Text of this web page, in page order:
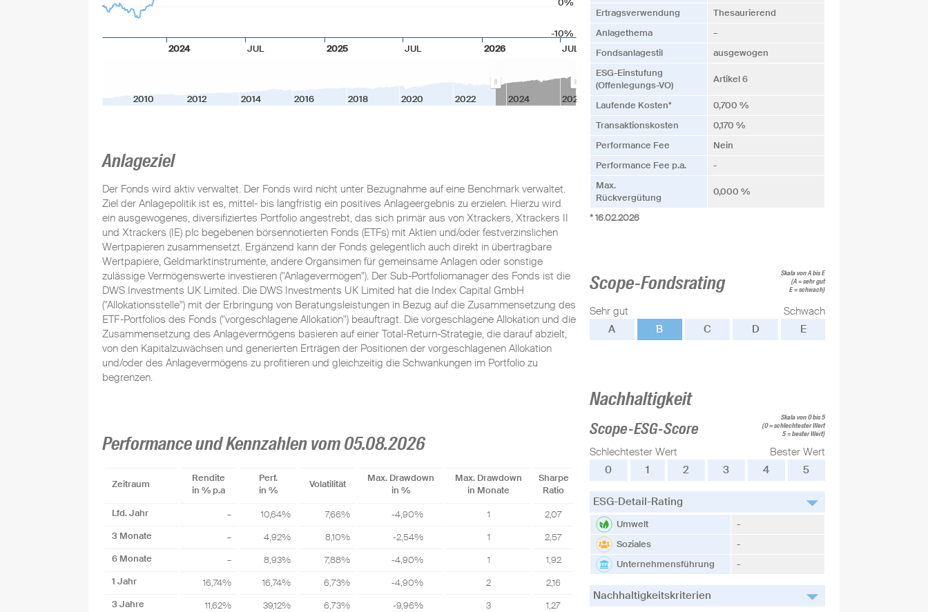
2024 JUL 2025 JUL 2026 JUL
-10%
2010 2012 2014 2016 2018 2020 2022 2024 2026
Anlageziel
Der Fonds wird aktiv verwaltet. Der Fonds wird nicht unter Bezugnahme auf eine Benchmark verwaltet.
Ziel der Anlagepolitik ist es, mittel- bis langfristig ein positives Anlageergebnis zu erzielen. Hierzu wird
ein ausgewogenes, diversifiziertes Portfolio angestrebt, das sich primär aus von Xtrackers, Xtrackers II
und Xtrackers (IE) plc begebenen börsennotierten Fonds (ETFs) mit Aktien und/oder festverzinslichen
Wertpapieren zusammensetzt. Ergänzend kann der Fonds gelegentlich auch direkt in übertragbare
Wertpapiere, Geldmarktinstrumente, andere Organsimen für gemeinsame Anlagen oder sonstige
zulässige Vermögenswerte investieren ("Anlagevermögen"). Der Sub-Portfoliomanager des Fonds ist die
DWS Investments UK Limited. Die DWS Investments UK Limited hat die Index Capital GmbH
("Allokationsstelle") mit der Erbringung von Beratungsleistungen in Bezug auf die Zusammensetzung des
ETF-Portfolios des Fonds ("vorgeschlagene Allokation") beauftragt. Die vorgeschlagene Allokation und die
Zusammensetzung des Anlagevermögens basieren auf einer Total-Return-Strategie, die darauf abzielt,
von den Kapitalzuwächsen und generierten Erträgen der Positionen der vorgeschlagenen Allokation
und/oder des Anlagevermögens zu profitieren und gleichzeitig die Schwankungen im Portfolio zu
begrenzen.
Performance und Kennzahlen vom 05.08.2026
Zeitraum
Rendite
in % p.a
Perf.
in %
Volatilität
Max. Drawdown
in %
Max. Drawdown
in Monate
Sharpe
Ratio
Lfd. Jahr
– 10,64% 7,66% -4,90% 1
2,07
3 Monate
– 4,92% 8,10% -2,54% 1
2,57
6 Monate
– 8,93% 7,88% -4,90% 1
1,92
1 Jahr
16,74% 16,74% 6,73% -4,90% 2
2,16
3 Jahre
11,62% 39,12% 6,73% -9,96% 3
1,27
Ertrags­verwendung
Thesaurierend
Anlagethema
–
Fonds­anlagestil
ausgewogen
ESG-Einstufung
(Offenlegungs-VO)
Artikel 6
Laufende Kosten*
0,700 %
Transaktionskosten
0,170 %
Performance Fee
Nein
Performance Fee p.a.
-
Max.
Rückvergütung
0,000 %
* 16.02.2026
Scope-Fondsrating
Skala von A bis E
(A = sehr gut
E = schwach)
Sehr gut
Schwach
A
B C D E
Nachhaltigkeit
Scope-ESG-Score
Skala von 0 bis 5
(0 = schlechtester Wert
5 = bester Wert)
Schlechtester Wert
Bester Wert
0
1 2 3 4 5
ESG-Detail-Rating
Umwelt
-
Soziales
-
Unternehmensführung
-
Nachhaltigkeitskriterien